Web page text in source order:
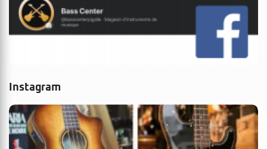
Instagram